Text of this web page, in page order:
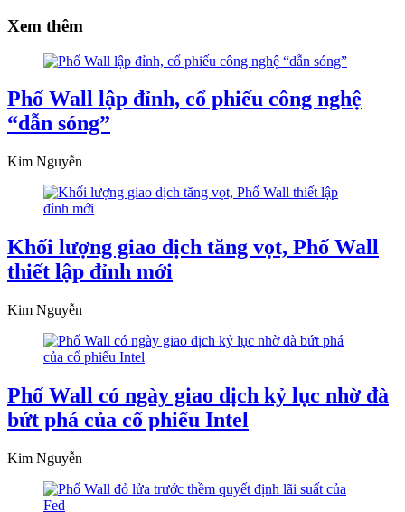
Xem thêm
Phố Wall lập đỉnh, cổ phiếu công nghệ
“dẫn sóng”
Kim Nguyễn
Khối lượng giao dịch tăng vọt, Phố Wall
thiết lập đỉnh mới
Kim Nguyễn
Phố Wall có ngày giao dịch kỷ lục nhờ đà
bứt phá của cổ phiếu Intel
Kim Nguyễn